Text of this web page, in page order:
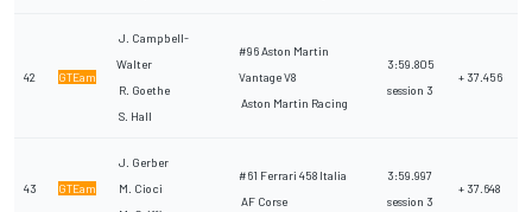
42 GTEam
J. Campbell-
Walter
R. Goethe
S. Hall
#96 Aston Martin
Vantage V8
Aston Martin Racing
3:59.805
session 3
+ 37.456
43 GTEam
J. Gerber
M. Cioci
#61 Ferrari 458 Italia
AF Corse
3:59.997
session 3
+ 37.648